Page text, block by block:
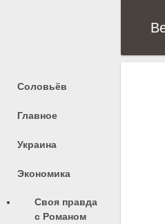
Соловьёв
Главное
Украина
Экономика
Своя правда
с Романом